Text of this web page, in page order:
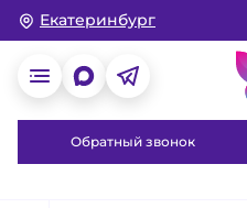
Екатеринбург
Обратный звонок